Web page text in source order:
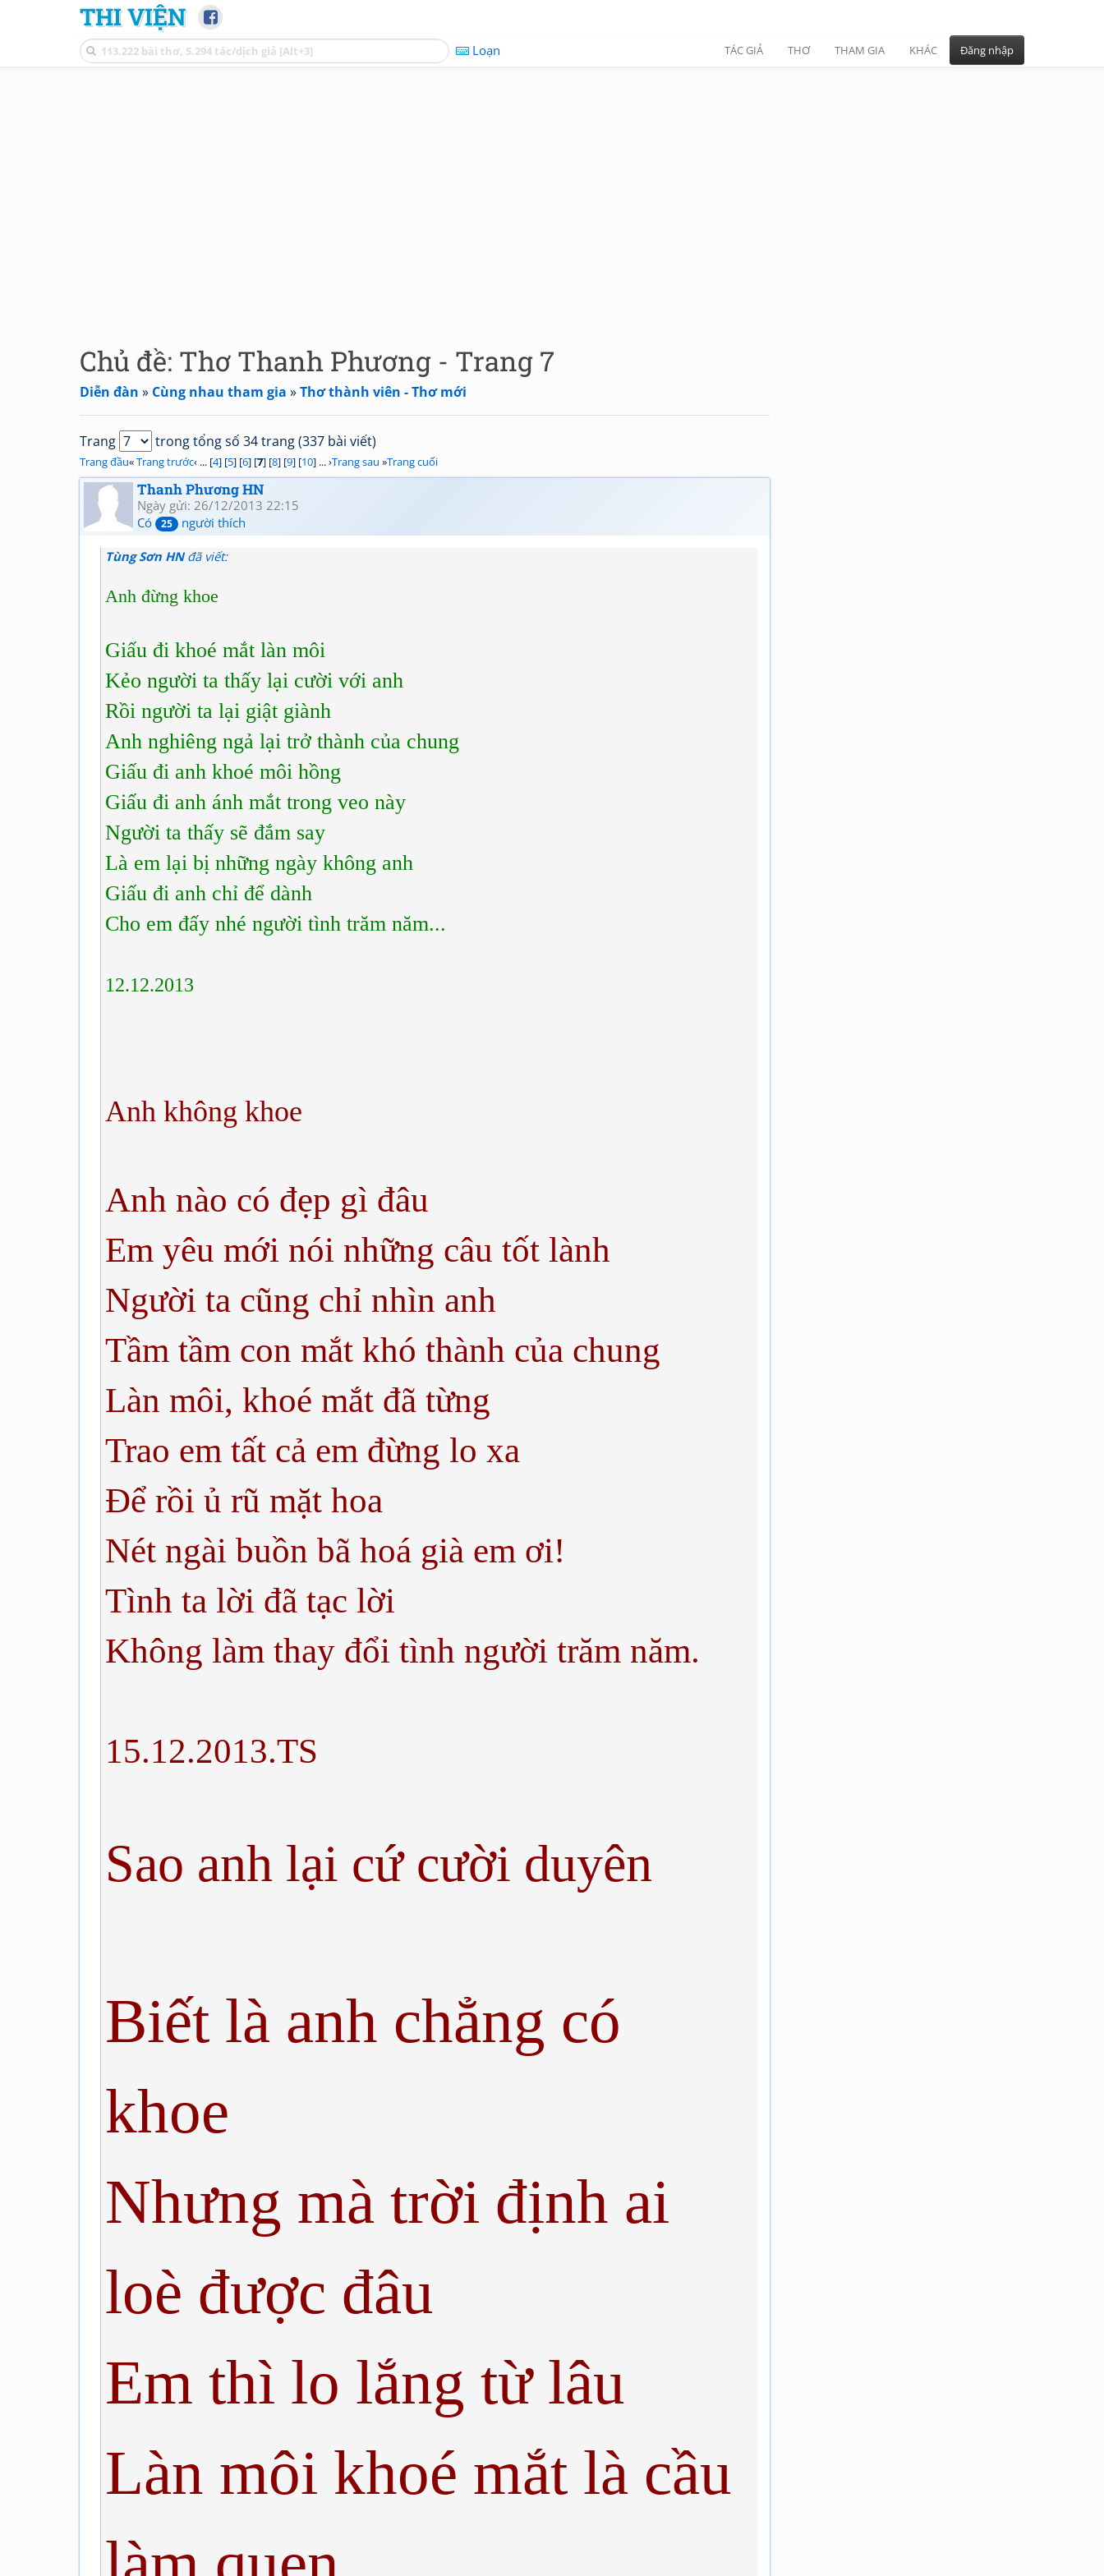
THI VIỆN
Loạn TÁC GIẢ THƠ THAM GIA KHÁC Đăng nhập
Chủ đề: Thơ Thanh Phương - Trang 7
Diễn đàn » Cùng nhau tham gia »Thơ thành viên - Thơ mới
Trang trong tổng số 34 trang (337 bài viết)
Trang đầu«Trang trước‹ ... [4] [5] [6] [7] [8] [9] [10] ... ›Trang sau »Trang cuối
Thanh Phương HN
Ngày gửi: 26/12/2013 22:15
Có
25 người thích
Tùng Sơn HNđã viết:
Anh đừng khoe
Giấu đi khoé mắt làn môi
Kẻo người ta thấy lại cười với anh
Rồi người ta lại giật giành
Anh nghiêng ngả lại trở thành của chung
Giấu đi anh khoé môi hồng
Giấu đi anh ánh mắt trong veo này
Người ta thấy sẽ đắm say
Là em lại bị những ngày không anh
Giấu đi anh chỉ để dành
Cho em đấy nhé người tình trăm năm...
12.12.2013
Anh không khoe
Anh nào có đẹp gì đâu
Em yêu mới nói những câu tốt lành
Người ta cũng chỉ nhìn anh
Tầm tầm con mắt khó thành của chung
Làn môi, khoé mắt đã từng
Trao em tất cả em đừng lo xa
Để rồi ủ rũ mặt hoa
Nét ngài buồn bã hoá già em ơi!
Tình ta lời đã tạc lời
Không làm thay đổi tình người trăm năm.
15.12.2013.TS
Sao anh lại cứ cười duyên
Biết là anh chẳng có
khoe
Nhưng mà trời định ai
loè được đâu
Em thì lo lắng từ lâu
Làn môi khoé mắt là cầu